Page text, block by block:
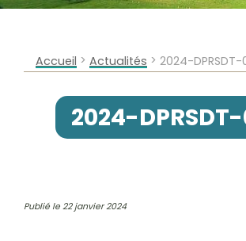
Accueil > Actualités > 2024-DPRSDT-
2024-
Publié le 22 janvier 2024